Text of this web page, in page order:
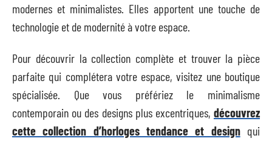
modernes et minimalistes. Elles apportent une touche de
technologie et de modernité à votre espace.
Pour découvrir la collection complète et trouver la pièce
parfaite qui complétera votre espace, visitez une boutique
spécialisée. Que vous préfériez le minimalisme
contemporain ou des designs plus excentriques, découvrez
cette collection d’horloges tendance et designqui